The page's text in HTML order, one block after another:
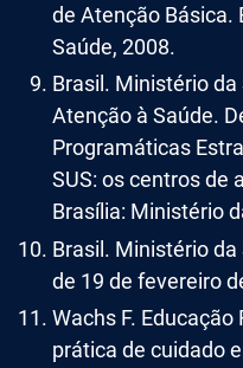
de Atenção Básica.
Saúde, 2008.
Brasil. Ministério
Atenção à Saúde.
Programáticas
SUS: os centros de
Brasília: Ministério
Brasil. Ministério da
de 19 de fevereiro
Wachs F.
prática de cuidado